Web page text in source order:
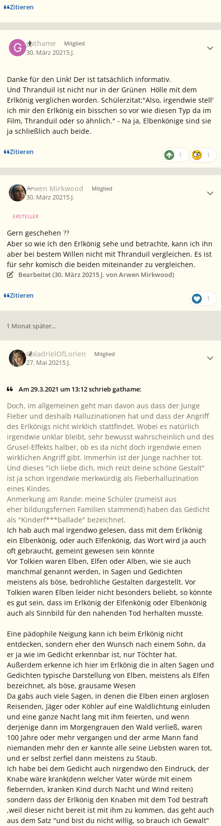
Zitieren
gathame Mitglied
30. März 20215 J.
Danke für den Link! Der ist tatsächlich informativ.
Und Thranduil ist nicht nur in der Grünen Hölle mit dem
Erlkönig verglichen worden. Schülerzitat:"Also, irgendwie stell'
ich mir den Erlkönig ein bisschen so vor wie diesen Typ da im
Film, Thranduil oder so ähnlich." - Na ja, Elbenkönige sind sie
ja schließlich auch beide.
Zitieren 1 1
Arwen Mirkwood Mitglied
30. März 20215 J.
ERSTELLER
Gern geschehen ??
Aber so wie ich den Erlkönig sehe und betrachte, kann ich ihn
aber bei bestem Willen nicht mit Thranduil vergleichen. Es ist
für sehr komisch die beiden miteinander zu vergleichen.
Bearbeitet (30. März 20215 J. von Arwen Mirkwood)
Zitieren 1
1 Monat später...
GaladrielOfLorien Mitglied
27. Mai 20215 J.
Am 29.3.2021 um 13:12 schrieb gathame:
Doch, im allgemeinen geht man davon aus dass der Junge
Fieber und deshalb Halluzinationen hat und dass der Angriff
des Erlkönigs nicht wirklich stattfindet. Wobei es natürlich
irgendwie unklar bleibt, sehr bewusst wahrscheinlich und des
Grusel-Effekts halber, ob es da nicht doch irgendwie einen
wirklichen Angriff gibt. Immerhin ist der Junge nachher tot.
Und dieses "ich liebe dich, mich reizt deine schöne Gestalt"
ist ja schon irgendwie merkwürdig als Fieberhalluzination
eines Kindes.
Anmerkung am Rande: meine Schüler (zumeist aus
eher bildungsfernen Familien stammend) haben das Gedicht
als "Kinderf***ballade" bezeichnet.
Ich hab auch mal irgendwo gelesen, dass mit dem Erlkönig
ein Elbenkönig, oder auch Elfenkönig, das Wort wird ja auch
oft gebraucht, gemeint gewesen sein könnte
Vor Tolkien waren Elben, Elfen oder Alben, wie sie auch
manchmal genannt werden, in Sagen und Gedichten
meistens als böse, bedrohliche Gestalten dargestellt. Vor
Tolkien waren Elben leider nicht besonders beliebt, so könnte
es gut sein, dass im Erlkönig der Elfenkönig oder Elbenkönig
auch als Sinnbild für den nahenden Tod herhalten musste.
Eine pädophile Neigung kann ich beim Erlkönig nicht
entdecken, sondern eher den Wunsch nach einem Sohn, da
er ja wie im Gedicht erkennbar ist, nur Töchter hat.
Außerdem erkenne ich hier im Erlkönig die in alten Sagen und
Gedichten typische Darstellung von Elben, meistens als Elfen
bezeichnet, als böse, grausame Wesen
Da gabs auch viele Sagen, in denen die Elben einen arglosen
Reisenden, Jäger oder Köhler auf eine Waldlichtung einluden
und eine ganze Nacht lang mit ihm feierten, und wenn
derjenige dann im Morgengrauen den Wald verließ, waren
100 Jahre oder mehr vergangen und der arme Mann fand
niemanden mehr den er kannte alle seine Liebsten waren tot,
und er selbst zerfiel dann meistens zu Staub.
Ich habe bei dem Gedicht auch nirgendwo den Eindruck, der
Knabe wäre krank(denn welcher Vater würde mit einem
fiebernden, kranken Kind durch Nacht und Wind reiten)
sondern dass der Erlkönig den Knaben mit dem Tod bestraft
,weil dieser nicht bereit ist mit ihm zu kommen, das geht auch
aus dem Satz "und bist du nicht willig, so brauch ich Gewalt"